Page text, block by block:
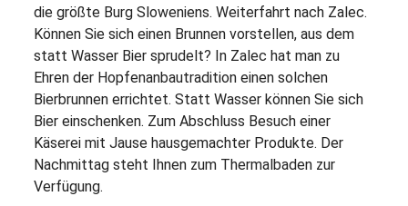
die größte Burg Sloweniens. Weiterfahrt nach Zalec.
Können Sie sich einen Brunnen vorstellen, aus dem
statt Wasser Bier sprudelt? In Zalec hat man zu
Ehren der Hopfenanbautradition einen solchen
Bierbrunnen errichtet. Statt Wasser können Sie sich
Bier einschenken. Zum Abschluss Besuch einer
Käserei mit Jause hausgemachter Produkte. Der
Nachmittag steht Ihnen zum Thermalbaden zur
Verfügung.